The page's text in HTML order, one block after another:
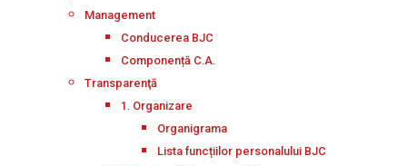
Management
Conducerea BJC
Componență C.A.
Transparenţă
1. Organizare
Organigrama
Lista funcțiilor personalului BJC